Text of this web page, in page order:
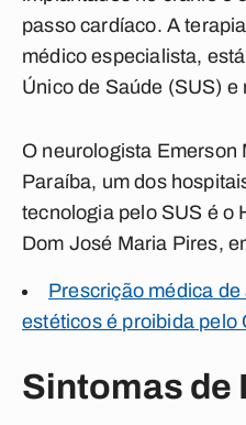
passo cardíaco. A
médico especialista,
Único de Saúde (SUS) e
O neurologista Emerson
Paraíba, um dos
tecnologia pelo SUS é o
Dom José Maria Pires,
Prescrição médica
estéticos é proibida pelo
Sintomas de